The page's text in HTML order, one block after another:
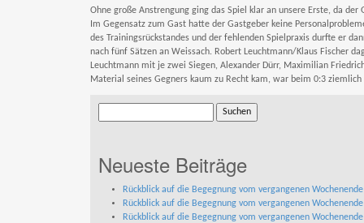
Ohne große Anstrengung ging das Spiel klar an unsere Erste, da
Im Gegensatz zum Gast hatte der Gastgeber keine
des Trainingsrückstandes und der fehlenden Spielpraxis durfte er
nach fünf Sätzen an Weissach. Robert Leuchtmann/Klaus Fischer
Leuchtmann mit je zwei Siegen, Alexander Dürr, Maximilian
Material seines Gegners kaum zu Recht kam, war beim 0:3
nach:
Neueste Beiträge
Rückblick auf die Begegnung vom vergangenen
Rückblick auf die Begegnung vom vergangenen
Rückblick auf die Begegnung vom vergangenen